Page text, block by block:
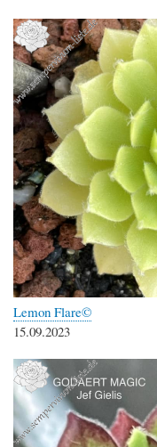
Lemon Flare©
15.09.2023